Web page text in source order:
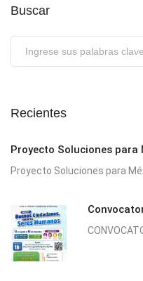
Buscar
Recientes
Proyecto Soluciones para
Proyecto Soluciones para